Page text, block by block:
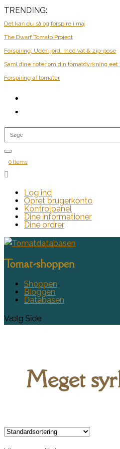
TRENDING:
Det kan du så og forspire i maj
The Dwarf Tomato Project
Forspiring: Uden jord, med vat & zip-pose
Saml dine noter om din tomatdyrkning eet
Forspiring af tomater
0 Items

Log ind
Opret brugerkonto
Kontrolpanel
Dine informationer
Dine ordrer
Tomat-shoppen
Shoppen
Bloggen
Databasen
Vælg Side
Meget